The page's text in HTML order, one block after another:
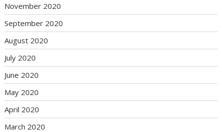
November 2020
September 2020
August 2020
July 2020
June 2020
May 2020
April 2020
March 2020